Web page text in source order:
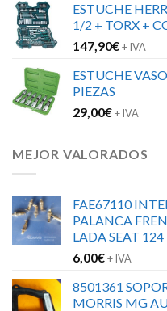
ESTUCHE
1/2 + TORX +
147,90€+ IVA
ESTUCHE
PIEZAS
29,00€+ IVA
MEJOR VALORADOS
FAE67110
PALANCA
LADA SEAT
6,00€+ IVA
8501361
MORRIS MG